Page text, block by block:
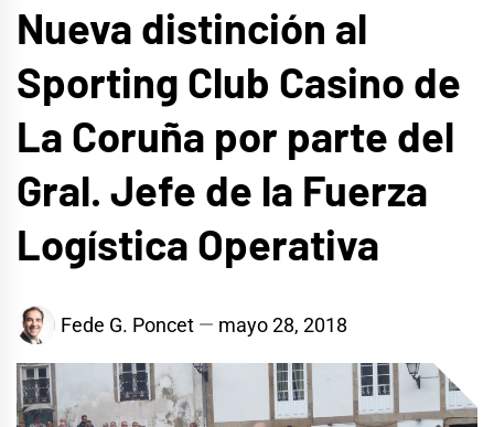
Nueva distinción al
Sporting Club Casino de
La Coruña por parte del
Gral. Jefe de la Fuerza
Logística Operativa
Fede G. Poncet mayo 28, 2018